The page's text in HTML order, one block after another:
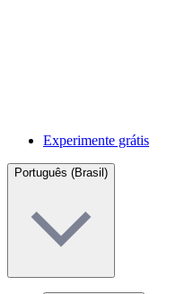
Experimente grátis
Português (Brasil)